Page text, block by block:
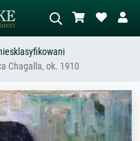
Opisz scenę – np. zielona łąka,
z czerwienią, ciemny olej,
stojący akt obok drzewa.
Chagalla, ok. 1910